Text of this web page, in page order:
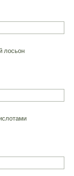
лосьон